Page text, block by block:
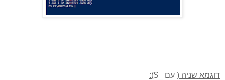
דוגמא שניה ( עם _$):